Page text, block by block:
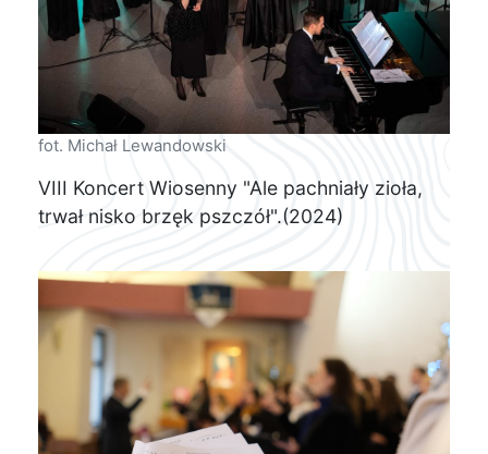
fot. Michał Lewandowski
VIII Koncert Wiosenny "Ale pachniały zioła,
trwał nisko brzęk pszczół".(2024)